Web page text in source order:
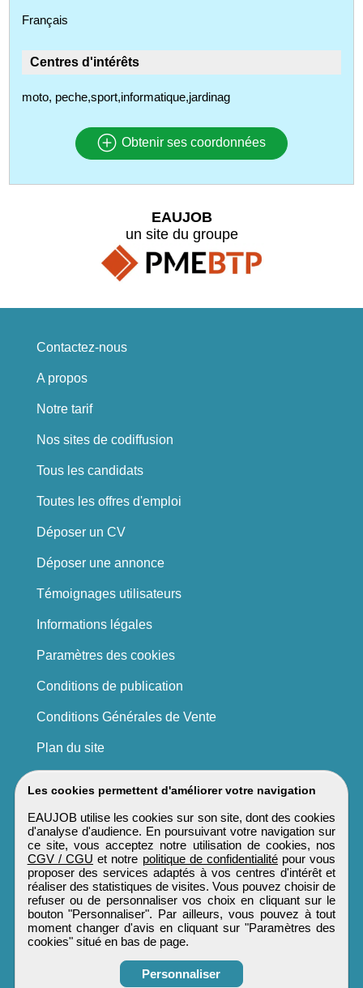
Français
Centres d'intérêts
moto, peche,sport,informatique,jardinag
Obtenir ses coordonnées
Les cookies permettent d'améliorer votre navigation
EAUJOB utilise les cookies sur son site, dont des cookies
d'analyse d'audience. En poursuivant votre navigation sur
ce site, vous acceptez notre utilisation de cookies, nos
CGV / CGU et notre politique de confidentialité pour vous
proposer des services adaptés à vos centres d'intérêt et
réaliser des statistiques de visites. Vous pouvez choisir de
refuser ou de personnaliser vos choix en cliquant sur le
bouton "Personnaliser". Par ailleurs, vous pouvez à tout
moment changer d'avis en cliquant sur "Paramètres des
cookies" situé en bas de page.
Personnaliser
EAUJOB
un site du groupe
Contactez-nous
A propos
Notre tarif
Nos sites de codiffusion
Tous les candidats
Toutes les offres d'emploi
Déposer un CV
Déposer une annonce
Témoignages utilisateurs
Informations légales
Paramètres des cookies
Conditions de publication
Conditions Générales de Vente
Plan du site